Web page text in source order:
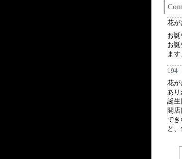
花が
お誕
お
ま
194
花が
あり
誕生
開
でき
と